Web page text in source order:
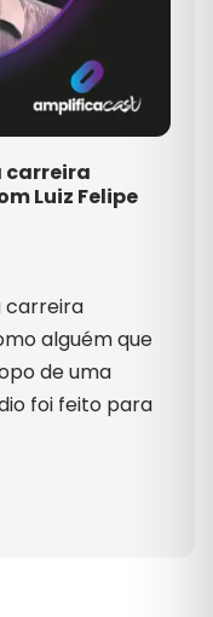
carreira
Luiz Felipe
carreira
alguém que
de uma
foi feito para